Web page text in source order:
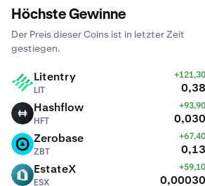
Höchste Gewinne
Der Preis dieser Coins ist in letzter Zeit
gestiegen.
LIT Litentry
LIT
HFT Hashflow
HFT
ZBT Zerobase
ZBT
ESX EstateX
ESX